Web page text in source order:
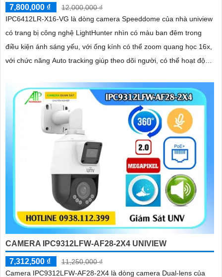
7,800,000 ₫
12,000,000 ₫
IPC6412LR-X16-VG là dòng camera Speeddome của nhà uniview
có trang bị công nghệ LightHunter nhìn có màu ban đêm trong
điều kiện ánh sáng yếu, với ống kính có thể zoom quang học 16x,
với chức năng Auto tracking giúp theo dõi người, có thể hoạt động
CAMERA IPC9312LFW-AF28-2X4 UNIVIEW
7,312,500 ₫
11,250,000 ₫
Camera IPC9312LFW-AF28-2X4 là dòng camera Dual-lens của